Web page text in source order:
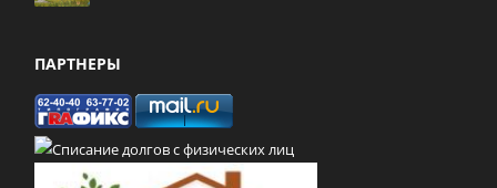
ПАРТНЕРЫ